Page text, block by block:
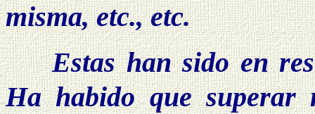
misma, etc., etc.
Estas han sido en
Ha habido que superar